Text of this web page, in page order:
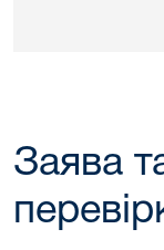
Заява